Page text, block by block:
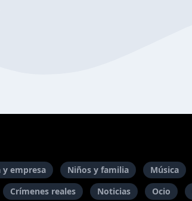
y empresa Niños y familia Música
Crímenes reales Noticias Ocio